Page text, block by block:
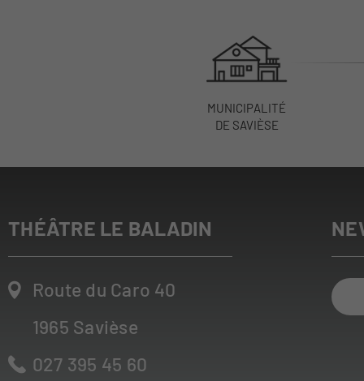
MUNICIPALITÉ
DE SAVIÈSE
THÉÂTRE LE BALADIN
Route du Caro 40
1965 Savièse
027 395 45 60